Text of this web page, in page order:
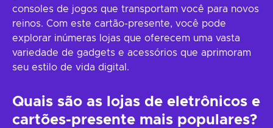
consoles de jogos que transportam você para novos
reinos. Com este cartão-presente, você pode
explorar inúmeras lojas que oferecem uma vasta
variedade de gadgets e acessórios que aprimoram
seu estilo de vida digital.
Quais são as lojas de eletrônicos e
cartões-presente mais populares?